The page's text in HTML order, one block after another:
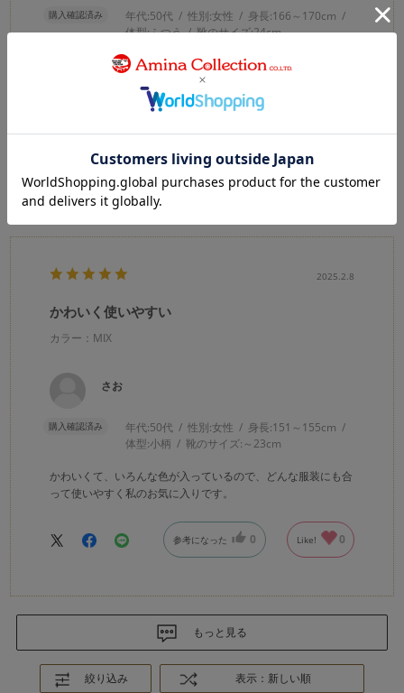
購入確認済み 年代:50代 性別:女性 身長:166～170cm
体型:ふつう 靴のサイズ:24cm
予約待ちで購入しました。
普段黒のトップスが多いのでアクセントに色んな色のビーズか
付いたネックレスを探していました。チャイハネさん信者です
参考になった 0 Like!
2025.2.8
かわいく使いやすい
カラー：MIX
さお
購入確認済み 年代:50代 性別:女性 身長:151～155cm
体型:小柄 靴のサイズ: ～23cm
かわいくて、いろんな色が入っているので、どんな服装にも合
って使いやすく私のお気に入りです。
参考になった 0 Like! 0
もっと見る
絞り込み 表示：新しい順